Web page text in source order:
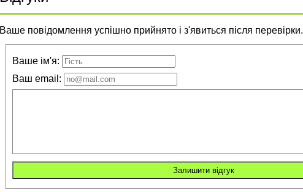
Ваше повідомлення успішно прийнято і з'явиться після перевірки.
Ваше ім'я:
Ваш email: